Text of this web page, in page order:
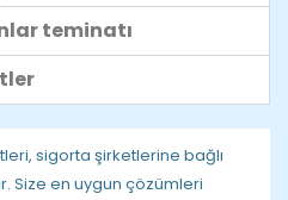
teminatı
sigorta şirketlerine bağlı
Size en uygun çözümleri